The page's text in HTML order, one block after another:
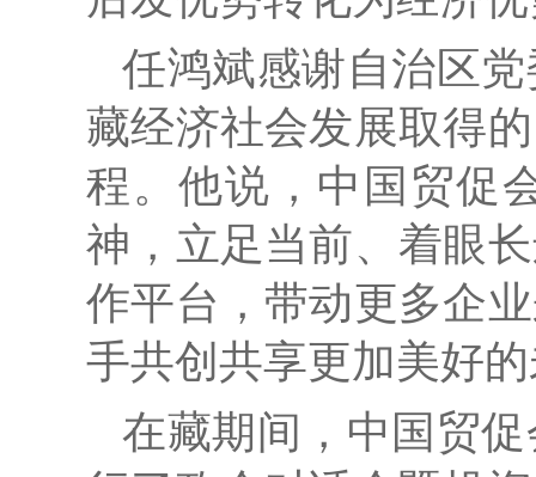
任鸿斌感谢自治区
藏经济社会发展取得
程。他说，中国贸促
神，立足当前、着眼
作平台，带动更多企
手共创共享更加美好
在藏期间，中国贸